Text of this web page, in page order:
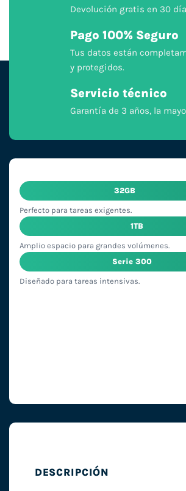
Devolución gratis en 30
Pago 100% Seguro
Tus datos están
y protegidos.
Servicio técnico
Garantía de 3 años, la
32GB
Perfecto para tareas exigentes.
1TB
Amplio espacio para grandes volúmenes.
Serie 300
Diseñado para tareas intensivas.
DESCRIPCIÓN